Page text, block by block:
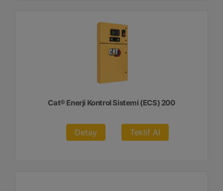
Cat® Enerji Kontrol Sistemi (ECS) 200
Detay Teklif Al